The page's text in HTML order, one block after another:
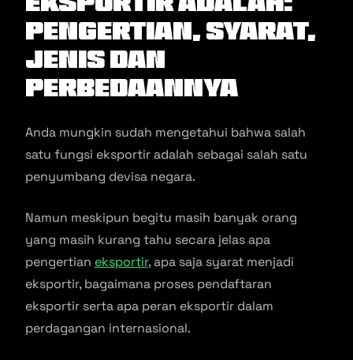
Pengertian, Syarat,
Jenis dan
Perbedaannya
Anda mungkin sudah mengetahui bahwa salah
satu fungsi eksportir adalah sebagai salah satu
penyumbang devisa negara.
Namun meskipun begitu masih banyak orang
yang masih kurang tahu secara jelas apa
pengertian eksportir, apa saja syarat menjadi
eksportir, bagaimana proses pendaftaran
eksportir serta apa peran eksportir dalam
perdagangan internasional.